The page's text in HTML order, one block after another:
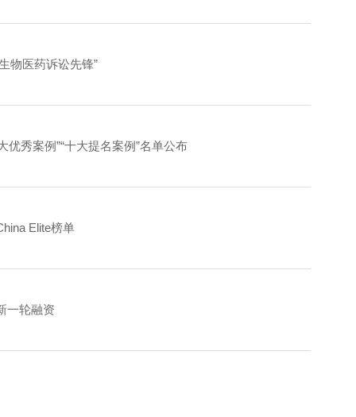
物医药诉讼先锋”
优秀案例”“十大提名案例”名单公布
Elite榜单
一轮融资